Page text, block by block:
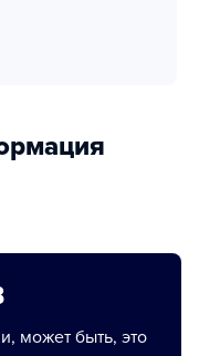
может быть, это